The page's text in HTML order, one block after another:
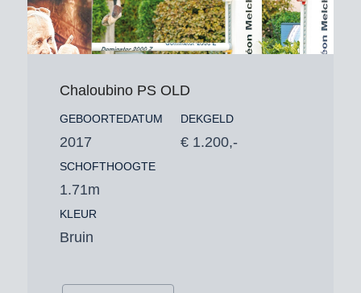
Chaloubino PS OLD
GEBOORTEDATUM
2017
SCHOFTHOOGTE
1.71m
KLEUR
Bruin
DEKGELD
€ 1.200,-